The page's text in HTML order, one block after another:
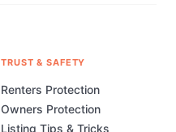
TRUST & SAFETY
Renters Protection
Owners Protection
Listing Tips & Tricks